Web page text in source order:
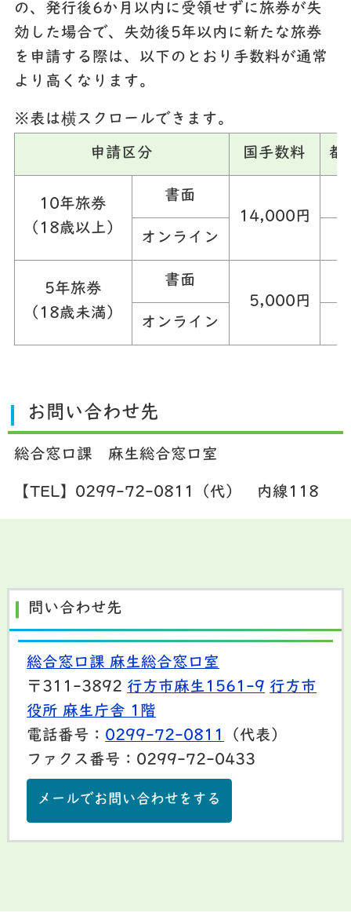
の、発行後6か月以内に受領せずに旅券が失
効した場合で、失効後5年以内に新たな旅券
を申請する際は、以下のとおり手数料が通常
より高くなります。
※表は横スクロールできます。
申請区分 国手数料 都
10年旅券
（18歳以上）
書面
14,000円
オンライン
5年旅券
（18歳未満）
書面
5,000円
オンライン
お問い合わせ先
総合窓口課 麻生総合窓口室
【TEL】0299-72-0811（代） 内線118
問い合わせ先
総合窓口課 麻生総合窓口室
〒311-3892 行方市麻生1561-9 行方市
役所 麻生庁舎 1階
電話番号： 0299-72-0811
（代表）
ファクス番号：0299-72-0433
メールでお問い合わせをする